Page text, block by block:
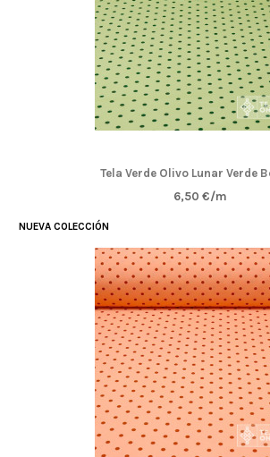
Tela Verde Olivo Lunar Verde
6,50 €/m
NUEVA COLECCIÓN